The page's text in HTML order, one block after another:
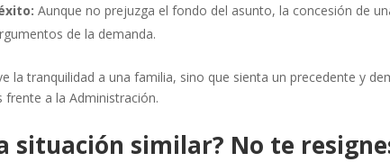
Aunque no prejuzga el fondo del asunto, la concesión de
de la demanda.
la tranquilidad a una familia, sino que sienta un precedente y
a la Administración.
situación similar? No te